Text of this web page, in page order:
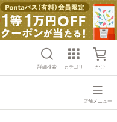
詳細検索 カテゴリ かご
店舗メニュー